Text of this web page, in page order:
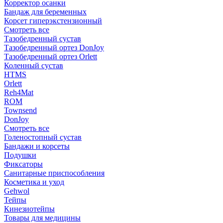
Корректор осанки
Бандаж для беременных
Корсет гиперэкстензионный
Смотреть все
Тазобедренный сустав
Тазобедренный ортез DonJoy
Тазобедренный ортез Orlett
Коленный сустав
HTMS
Orlett
Reh4Mat
ROM
Townsend
DonJoy
Смотреть все
Голеностопный сустав
Бандажи и корсеты
Подушки
Фиксаторы
Санитарные приспособления
Косметика и уход
Gehwol
Тейпы
Кинезиотейпы
Товары для медицины